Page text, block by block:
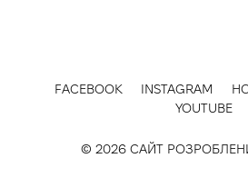
FACEBOOK INSTAGRAM
YOUTUBE
© 2026 САЙТ